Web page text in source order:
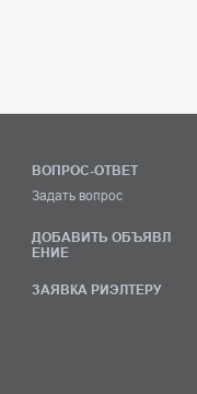
ВОПРОС-ОТВЕТ
Задать вопрос
ДОБАВИТЬ ОБЪЯВЛ
ЕНИЕ
ЗАЯВКА РИЭЛТЕРУ